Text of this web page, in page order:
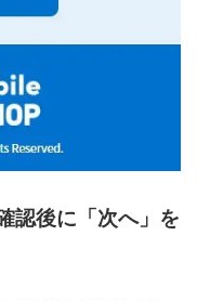
認後に「次へ」を